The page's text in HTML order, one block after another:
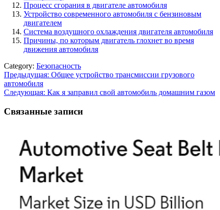
Процесс сгорания в двигателе автомобиля
Устройство современного автомобиля с бензиновым
двигателем
Система воздушного охлаждения двигателя автомобиля
Причины, по которым двигатель глохнет во время
движения автомобиля
Category: Безопасность
Навигация
по
Предыдущая: Общее устройство трансмиссии грузового
автомобиля
Следующая: Как я заправил свой автомобиль домашним газом
Связанные записи